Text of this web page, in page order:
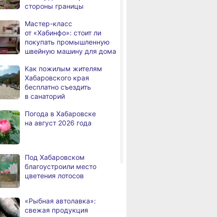
с инвалидностью
в Хабаровском крае
Магнитные бури,
радиационный фон и пробки
Какой сегодня день: День
маяка
в этом году подали свыше
100 тысяч заявлений
медалями «За спасение
на пожаре»
по нацпроекту капитально
ремонтируют кровлю Дома
культуры
стороны границы
Мастер-класс
от «Хабинфо»: стоит ли
покупать промышленную
швейную машину для дома
Как пожилым жителям
Хабаровского края
бесплатно съездить
в санаторий
Погода в Хабаровске
на август 2026 года
Под Хабаровском
благоустроили место
цветения лотосов
«Рыбная автолавка»:
свежая продукция